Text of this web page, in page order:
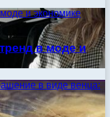
и экономике
в моде и
в виде венца: